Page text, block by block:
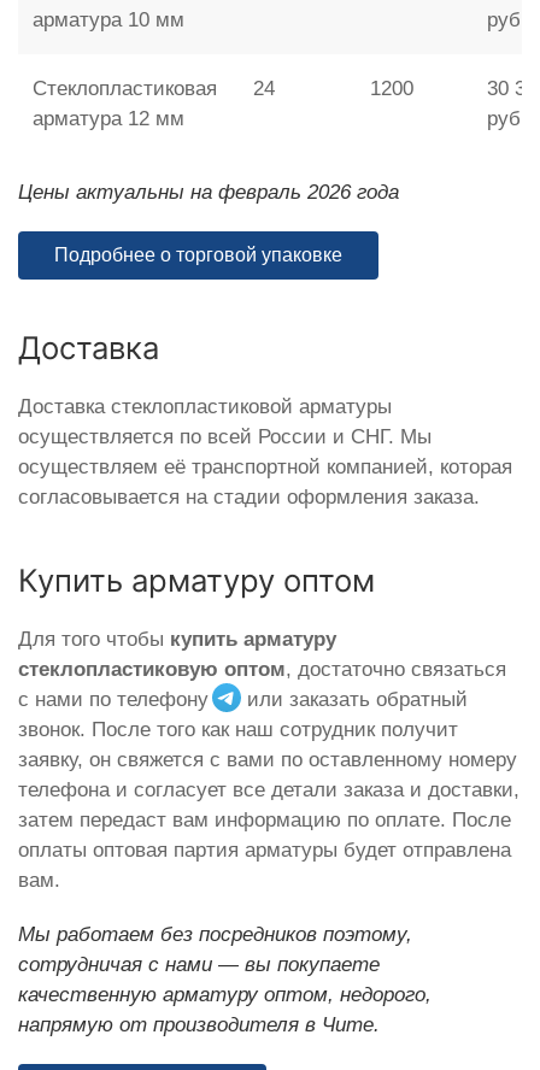
арматура 10 мм
руб.
Стеклопластиковая
арматура 12 мм
24 1200
30
руб.
Цены актуальны на февраль 2026 года
Подробнее о торговой упаковке
Доставка
Доставка стеклопластиковой арматуры
осуществляется по всей России и СНГ. Мы
осуществляем её транспортной компанией, которая
согласовывается на стадии оформления заказа.
Купить арматуру оптом
Для того чтобы купить арматуру
стеклопластиковую оптом, достаточно связаться
с нами по телефону
или заказать обратный
звонок. После того как наш сотрудник получит
заявку, он свяжется с вами по оставленному номеру
телефона и согласует все детали заказа и доставки,
затем передаст вам информацию по оплате. После
оплаты оптовая партия арматуры будет отправлена
вам.
Мы работаем без посредников поэтому,
сотрудничая с нами — вы покупаете
качественную арматуру оптом, недорого,
напрямую от производителя в Чите.